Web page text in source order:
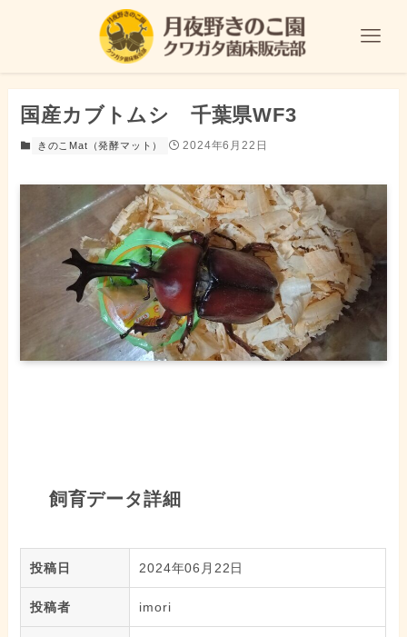
国産カブトムシ 千葉県WF3
きのこMat（発酵マット） 2024年6月22日
飼育データ詳細
投稿日 2024年06月22日
投稿者 imori